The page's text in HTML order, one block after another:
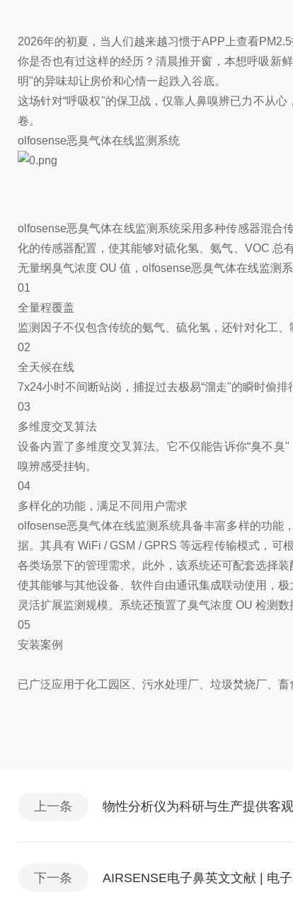
2026年的初夏，当人们越来越习惯于APP上查看
你是否也有过这样的经历？清晨推开窗，本想呼吸新
明"的异味却让房价和心情一起跌入谷底。
这场针对“呼吸权"的保卫战，仅靠人鼻嗅辨已力不从
卷。
olfosense恶臭气体在线监测系统
olfosense恶臭气体在线监测系统采用多种传感器混合
化的传感器配置，使其能够对硫化氢、氨气、VOC 总
无量纲臭气浓度 OU 值，olfosense恶臭气体在线监测
01
全量程覆盖
监测因子不仅包含传统的氨气、硫化氢，还针对化工、
02
全天候在线
7x24小时不间断站岗，捕捉过去极易“溜走"的瞬时偷排
03
多维度交叉算法
设备内置了多维度交叉算法。它不仅能告诉你“臭不
嗅辨感受挂钩。
04
多样化的功能，满足不同用户需求
olfosense恶臭气体在线监测系统具备丰富多样的功能
据。其具有 WiFi / GSM / GPRS 等远程传输模式，可
各类场景下的管理需求。此外，该系统还可配套选择
使其能够与其他设备、软件自由通讯集成联动使用，
灵活扩展监测规模。系统还预置了臭气浓度 OU 检测
05
安装案例
已广泛应用于化工园区、污水处理厂、垃圾焚烧厂、
上一条 物性分析仪为科研与生产提供客
下一条 AIRSENSE电子鼻英文文献 | 电